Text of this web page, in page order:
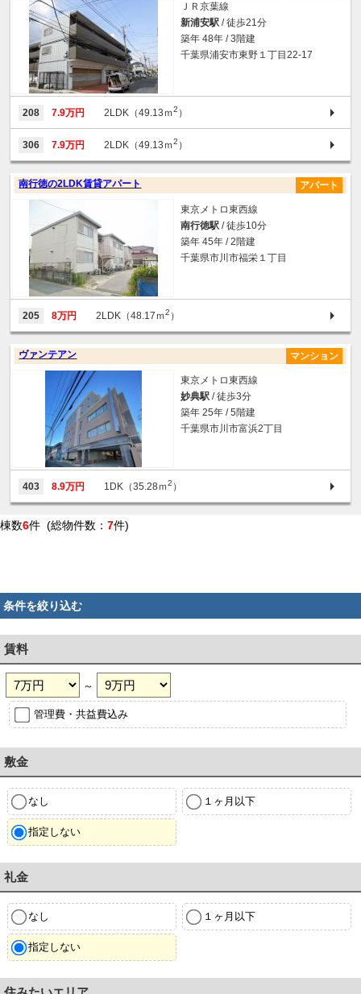
ＪＲ京葉線
新浦安駅 / 徒歩21分
築年 48年 / 3階建
千葉県浦安市東野１丁目22-17
208 7.9万円 2LDK（49.13ｍ2 ）
306 7.9万円 2LDK（49.13ｍ2 ）
南行徳の2LDK賃貸アパート アパート
東京メトロ東西線
南行徳駅 / 徒歩10分
築年 45年 / 2階建
千葉県市川市福栄１丁目
205 8万円 2LDK（48.17ｍ2 ）
ヴァンテアン マンション
東京メトロ東西線
妙典駅 / 徒歩3分
築年 25年 / 5階建
千葉県市川市富浜2丁目
403 8.9万円 1DK（35.28ｍ2 ）
棟数6件 (総物件数： 7件)
条件を絞り込む
賃料
～
管理費・共益費込み
敷金
なし １ヶ月以下
指定しない
礼金
なし １ヶ月以下
指定しない